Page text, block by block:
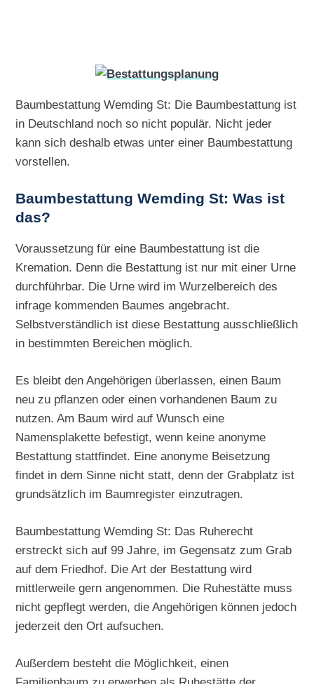
Baumbestattung Wemding St: Die Baumbestattung ist
in Deutschland noch so nicht populär. Nicht jeder
kann sich deshalb etwas unter einer Baumbestattung
vorstellen.
Baumbestattung Wemding St: Was ist
das?
Voraussetzung für eine Baumbestattung ist die
Kremation. Denn die Bestattung ist nur mit einer Urne
durchführbar. Die Urne wird im Wurzelbereich des
infrage kommenden Baumes angebracht.
Selbstverständlich ist diese Bestattung ausschließlich
in bestimmten Bereichen möglich.
Es bleibt den Angehörigen überlassen, einen Baum
neu zu pflanzen oder einen vorhandenen Baum zu
nutzen. Am Baum wird auf Wunsch eine
Namensplakette befestigt, wenn keine anonyme
Bestattung stattfindet. Eine anonyme Beisetzung
findet in dem Sinne nicht statt, denn der Grabplatz ist
grundsätzlich im Baumregister einzutragen.
Baumbestattung Wemding St: Das Ruherecht
erstreckt sich auf 99 Jahre, im Gegensatz zum Grab
auf dem Friedhof. Die Art der Bestattung wird
mittlerweile gern angenommen. Die Ruhestätte muss
nicht gepflegt werden, die Angehörigen können jedoch
jederzeit den Ort aufsuchen.
Außerdem besteht die Möglichkeit, einen